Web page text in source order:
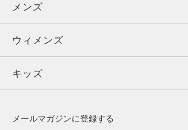
メンズ
ウィメンズ
キッズ
メンズ
トップス
ボトムス
ウィメンズ
トップス
キッズ
メールマガジンに登録する